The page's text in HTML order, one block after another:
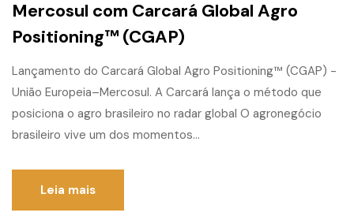
Mercosul com Carcará Global Agro
Positioning™ (CGAP)
Lançamento do Carcará Global Agro Positioning™ (CGAP) -
União Europeia–Mercosul. A Carcará lança o método que
posiciona o agro brasileiro no radar global O agronegócio
brasileiro vive um dos momentos...
Leia mais